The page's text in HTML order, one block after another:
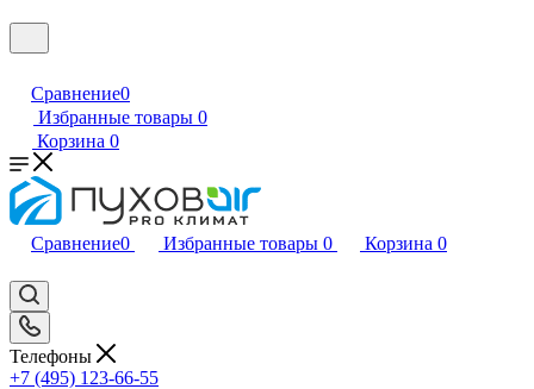
Сравнение0
Избранные товары 0
Корзина 0
Сравнение0 Избранные товары 0 Корзина 0
Телефоны
+7 (495) 123-66-55